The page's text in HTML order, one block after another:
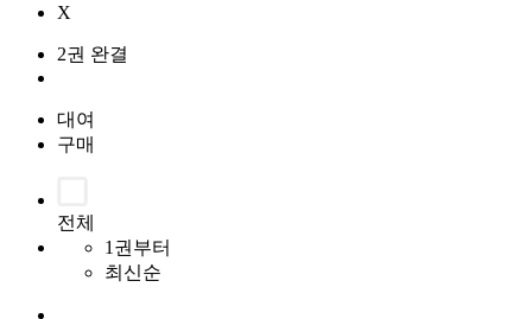
X
2권 완결
대여
구매
전체
1권부터
최신순